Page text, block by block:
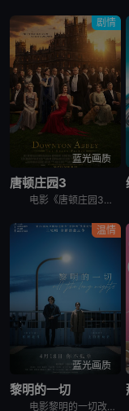
剧情
蓝光画质
唐顿庄园3
电影《唐顿庄园3》讲述了玛丽身陷公众丑闻，家族面临财务困境，全家面临着社会耻辱的威胁。克劳利家族必须拥抱变革，与下一代一起引领唐顿庄园走向未来。
温情
蓝光画质
黎明的一切
电影黎明的一切改编自濑尾麻衣子的同名小说，讲述拥有常人难以理解的疾病和烦恼的同事二人互相帮助度过各自创伤的故事。患有经前综合征的藤沢美纱，因为刚转职来的山添孝俊做的某件事而爆发怒火。陷入自我厌恶的